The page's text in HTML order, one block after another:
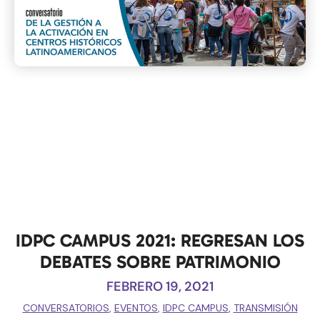
IDPC CAMPUS 2021: REGRESAN LOS
DEBATES SOBRE PATRIMONIO
FEBRERO 19, 2021
CONVERSATORIOS, EVENTOS, IDPC CAMPUS, TRANSMISIÓN